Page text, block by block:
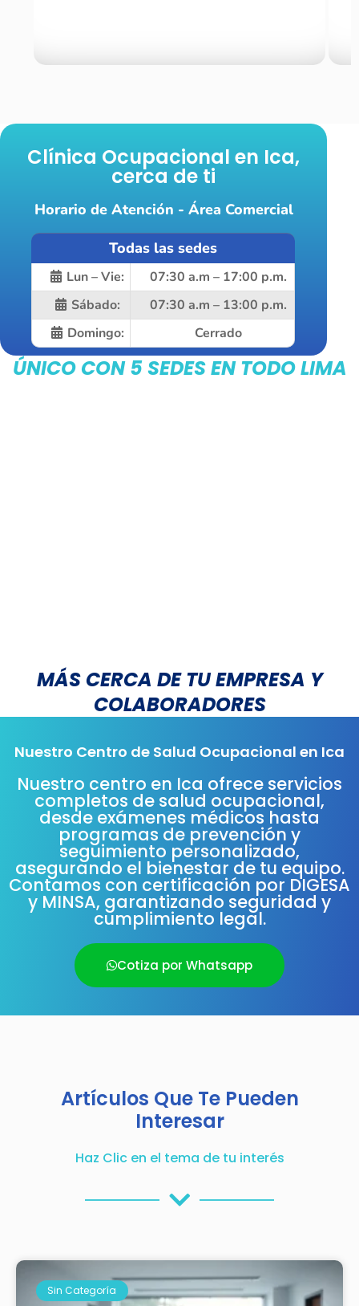
Clínica Ocupacional en Ica,
cerca de ti
Horario de Atención - Área Comercial
Todas las sedes
Lun – Vie:
07:30 a.m – 17:00 p.m.
Sábado:
07:30 a.m – 13:00 p.m.
Domingo:
Cerrado
ÚNICO CON 5 SEDES EN TODO LIMA
MÁS CERCA DE TU EMPRESA Y
COLABORADORES
Nuestro Centro de Salud Ocupacional en Ica
Nuestro centro en Ica ofrece servicios
completos de salud ocupacional,
desde exámenes médicos hasta
programas de prevención y
seguimiento personalizado,
asegurando el bienestar de tu equipo.
Contamos con certificación por DIGESA
y MINSA, garantizando seguridad y
cumplimiento legal.
Cotiza por Whatsapp
Artículos Que Te Pueden
Interesar
Haz Clic en el tema de tu interés
Sin Categoría